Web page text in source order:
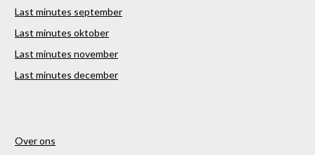
Last minutes september
Last minutes oktober
Last minutes november
Last minutes december
Over ons